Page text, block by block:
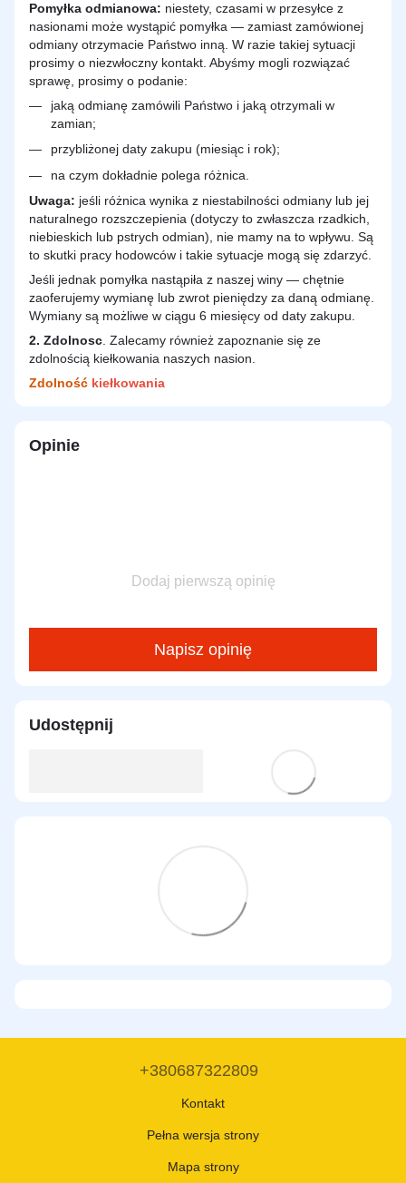
Pomyłka odmianowa: niestety, czasami w przesyłce z
nasionami może wystąpić pomyłka — zamiast zamówionej
odmiany otrzymacie Państwo inną. W razie takiej sytuacji
prosimy o niezwłoczny kontakt. Abyśmy mogli rozwiązać
sprawę, prosimy o podanie:
jaką odmianę zamówili Państwo i jaką otrzymali w
zamian;
przybliżonej daty zakupu (miesiąc i rok);
na czym dokładnie polega różnica.
Uwaga: jeśli różnica wynika z niestabilności odmiany lub jej
naturalnego rozszczepienia (dotyczy to zwłaszcza rzadkich,
niebieskich lub pstrych odmian), nie mamy na to wpływu. Są
to skutki pracy hodowców i takie sytuacje mogą się zdarzyć.
Jeśli jednak pomyłka nastąpiła z naszej winy — chętnie
zaoferujemy wymianę lub zwrot pieniędzy za daną odmianę.
Wymiany są możliwe w ciągu 6 miesięcy od daty zakupu.
2. Zdolnosc . Zalecamy również zapoznanie się ze
zdolnością kiełkowania naszych nasion.
Zdolność kiełkowania
Opinie
Dodaj pierwszą opinię
Napisz opinię
Udostępnij
+380687322809
Kontakt
Pełna wersja strony
Mapa strony